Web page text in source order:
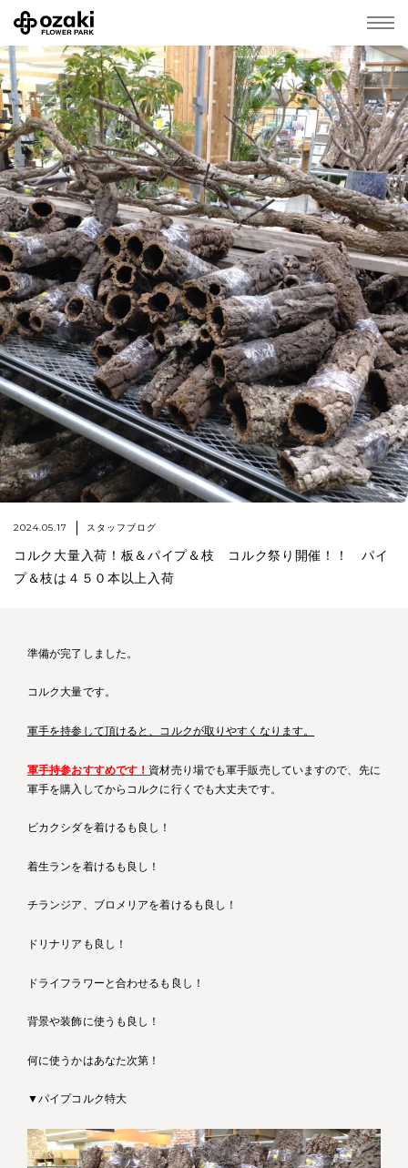
2024.05.17 スタッフブログ
コルク大量入荷！板＆パイプ＆枝 コルク祭り開催！！ パイ
プ＆枝は４５０本以上入荷
準備が完了しました。
コルク大量です。
軍手を持参して頂けると、コルクが取りやすくなります。
軍手持参おすすめです！ 資材売り場でも軍手販売していますので、先に
軍手を購入してからコルクに行くでも大丈夫です。
ビカクシダを着けるも良し！
着生ランを着けるも良し！
チランジア、ブロメリアを着けるも良し！
ドリナリアも良し！
ドライフラワーと合わせるも良し！
背景や装飾に使うも良し！
何に使うかはあなた次第！
▼パイプコルク特大